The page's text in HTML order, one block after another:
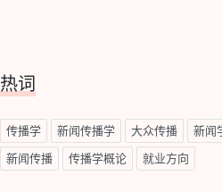
热词
传播学 新闻传播学 大众传播 新闻
新闻传播 传播学概论 就业方向